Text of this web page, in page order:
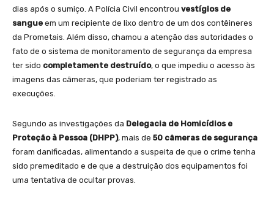
dias após o sumiço. A Polícia Civil encontrou vestígios de
sangue em um recipiente de lixo dentro de um dos contêineres
da Prometais. Além disso, chamou a atenção das autoridades o
fato de o sistema de monitoramento de segurança da empresa
ter sido completamente destruído, o que impediu o acesso às
imagens das câmeras, que poderiam ter registrado as
execuções.
Segundo as investigações da Delegacia de Homicídios e
Proteção à Pessoa (DHPP), mais de 50 câmeras de segurança
foram danificadas, alimentando a suspeita de que o crime tenha
sido premeditado e de que a destruição dos equipamentos foi
uma tentativa de ocultar provas.